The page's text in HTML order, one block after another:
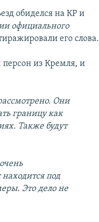
обиделся на КР и
официального
его слова.
персон из Кремля, и
Они
границу как
Также будут
под
Это дело не